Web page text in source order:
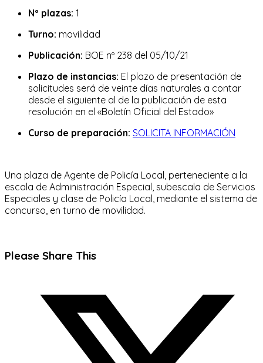
Nº plazas: 1
Turno: movilidad
Publicación: BOE nº 238 del 05/10/21
Plazo de instancias: El plazo de presentación de
solicitudes será de veinte días naturales a contar
desde el siguiente al de la publicación de esta
resolución en el «Boletín Oficial del Estado»
Curso de preparación: SOLICITA INFORMACIÓN
Una plaza de Agente de Policía Local, perteneciente a la
escala de Administración Especial, subescala de Servicios
Especiales y clase de Policía Local, mediante el sistema de
concurso, en turno de movilidad.
Please Share ThisCompartir